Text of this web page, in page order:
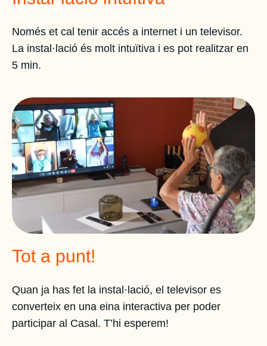
Només et cal tenir accés a internet i un televisor.
La instal·lació és molt intuïtiva i es pot realitzar en
5 min.
Tot a punt!
Quan ja has fet la instal·lació, el televisor es
converteix en una eina interactiva per poder
participar al Casal. T’hi esperem!